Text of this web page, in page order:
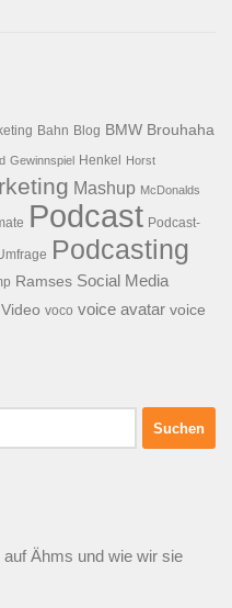
Bahn Blog BMW Brouhaha
Gewinnspiel Henkel Horst
Mashup McDonalds
Podcast Podcast-
Podcasting
Ramses Social Media
Video voco voice avatar voice
Ähms und wie wir sie